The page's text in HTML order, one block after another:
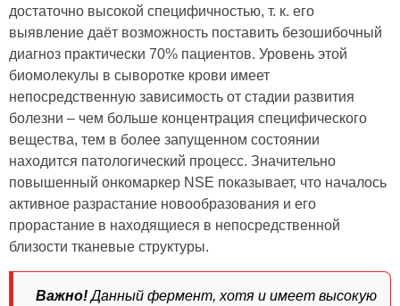
достаточно высокой специфичностью, т. к. его
выявление даёт возможность поставить безошибочный
диагноз практически 70% пациентов. Уровень этой
биомолекулы в сыворотке крови имеет
непосредственную зависимость от стадии развития
болезни – чем больше концентрация специфического
вещества, тем в более запущенном состоянии
находится патологический процесс. Значительно
повышенный онкомаркер NSE показывает, что началось
активное разрастание новообразования и его
прорастание в находящиеся в непосредственной
близости тканевые структуры.
Важно!Данный фермент, хотя и имеет высокую